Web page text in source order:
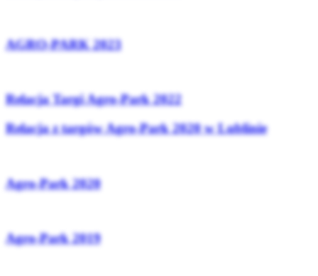
AGRO-PARK 2023
Relacja Targi Agro-Park 2022
Relacja z targów Agro-Park 2020 w Lublinie
Agro-Park 2020
Agro-Park 2019